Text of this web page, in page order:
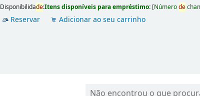
Disponibilidade:Itens disponíveis para empréstimo: [Númerode
Reservar Adicionar ao seu carrinho